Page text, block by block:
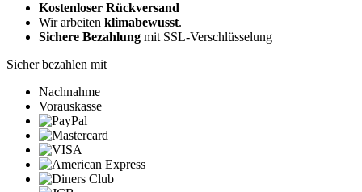
Kostenloser Rückversand
Wir arbeiten klimabewusst.
Sichere Bezahlung mit SSL-Verschlüsselung
Sicher bezahlen mit
Nachnahme
Vorauskasse